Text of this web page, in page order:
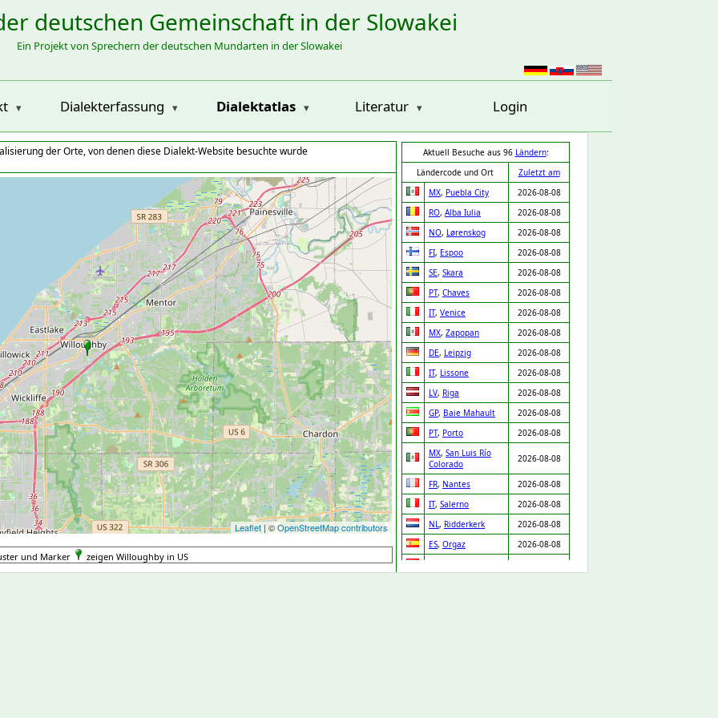
deutschen Gemeinschaft in der Slowakei
Ein Projekt von Sprechern der deutschen Mundarten in der Slowakei
Dialekterfassung Dialektatlas Literatur Login
der Orte, von denen diese Dialekt-Website besuchte wurde
Leaflet | ©OpenStreetMap contributors
Aktuell Besuche aus 96 Ländern:
Ländercode und Ort
Zuletzt am
MX, Puebla City
2026-08-08
RO, Alba Iulia
2026-08-08
NO, Lørenskog
2026-08-08
FI, Espoo
2026-08-08
SE, Skara
2026-08-08
PT, Chaves
2026-08-08
IT, Venice
2026-08-08
MX, Zapopan
2026-08-08
DE, Leipzig
2026-08-08
IT, Lissone
2026-08-08
LV, Riga
2026-08-08
GP, Baie Mahault
2026-08-08
PT, Porto
2026-08-08
MX, San Luis Río
Colorado
2026-08-08
FR, Nantes
2026-08-08
IT, Salerno
2026-08-08
NL, Ridderkerk
2026-08-08
ES, Orgaz
2026-08-08
und Marker zeigen Willoughby in US